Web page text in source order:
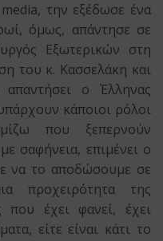
την εξέδωσε ένα
όμως, απάντησε σε
Εξωτερικών στη
του κ. Κασσελάκη και
ο Έλληνας
κάποιοι ρόλοι
που ξεπερνούν
σαφήνεια, επιμένει ο
να το αποδώσουμε σε
προχειρότητα της
που έχει φανεί, έχει
είτε είναι κάτι το